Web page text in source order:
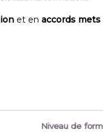
et en accords
Niveau de